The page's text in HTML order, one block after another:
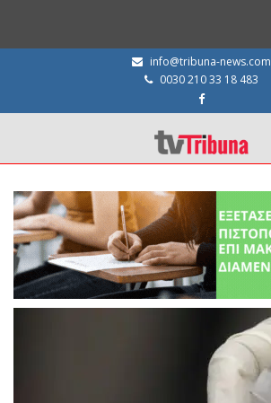
info@tribuna-news.com
0030 210 33 18 483